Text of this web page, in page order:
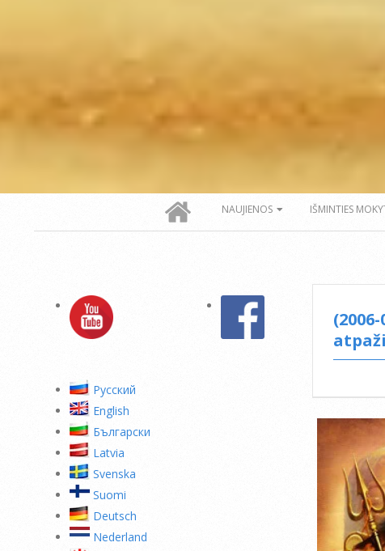
NAUJIENOS IŠMINTIES
Pусский
English
Български
Latvia
Svenska
Suomi
Deutsch
Nederland